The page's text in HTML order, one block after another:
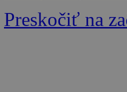
Preskočiť na